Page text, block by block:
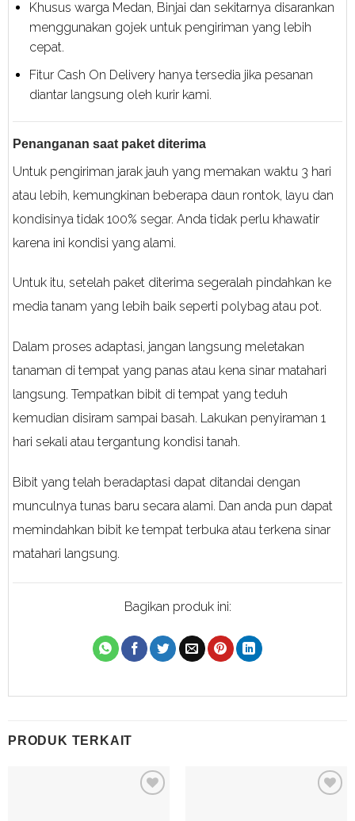
Khusus warga Medan, Binjai dan sekitarnya disarankan
menggunakan gojek untuk pengiriman yang lebih
cepat.
Fitur Cash On Delivery hanya tersedia jika pesanan
diantar langsung oleh kurir kami.
Penanganan saat paket diterima
Untuk pengiriman jarak jauh yang memakan waktu 3 hari
atau lebih, kemungkinan beberapa daun rontok, layu dan
kondisinya tidak 100% segar. Anda tidak perlu khawatir
karena ini kondisi yang alami.
Untuk itu, setelah paket diterima segeralah pindahkan ke
media tanam yang lebih baik seperti polybag atau pot.
Dalam proses adaptasi, jangan langsung meletakan
tanaman di tempat yang panas atau kena sinar matahari
langsung. Tempatkan bibit di tempat yang teduh
kemudian disiram sampai basah. Lakukan penyiraman 1
hari sekali atau tergantung kondisi tanah.
Bibit yang telah beradaptasi dapat ditandai dengan
munculnya tunas baru secara alami. Dan anda pun dapat
memindahkan bibit ke tempat terbuka atau terkena sinar
matahari langsung.
Bagikan produk ini:
PRODUK TERKAIT